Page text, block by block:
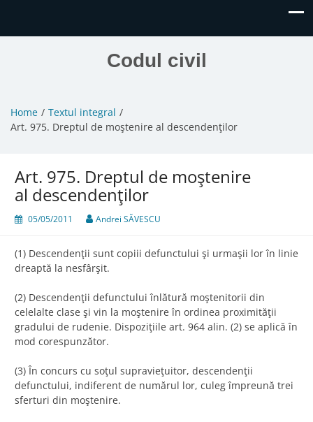
Codul civil
Home
Textul integral
Art. 975. Dreptul de moştenire al descendenţilor
Art. 975. Dreptul de moştenire
al descendenţilor
05/05/2011 Andrei SĂVESCU
(1) Descendenţii sunt copiii defunctului şi urmaşii lor în linie
dreaptă la nesfârşit.
(2) Descendenţii defunctului înlătură moştenitorii din
celelalte clase şi vin la moştenire în ordinea proximităţii
gradului de rudenie. Dispoziţiile art. 964 alin. (2) se aplică în
mod corespunzător.
(3) În concurs cu soţul supravieţuitor, descendenţii
defunctului, indiferent de numărul lor, culeg împreună trei
sferturi din moştenire.